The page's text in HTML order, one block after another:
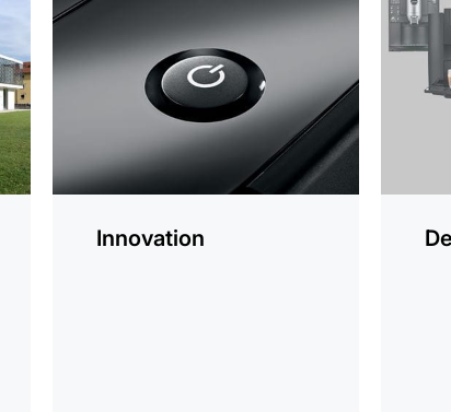
Innovation
savoir
savoir